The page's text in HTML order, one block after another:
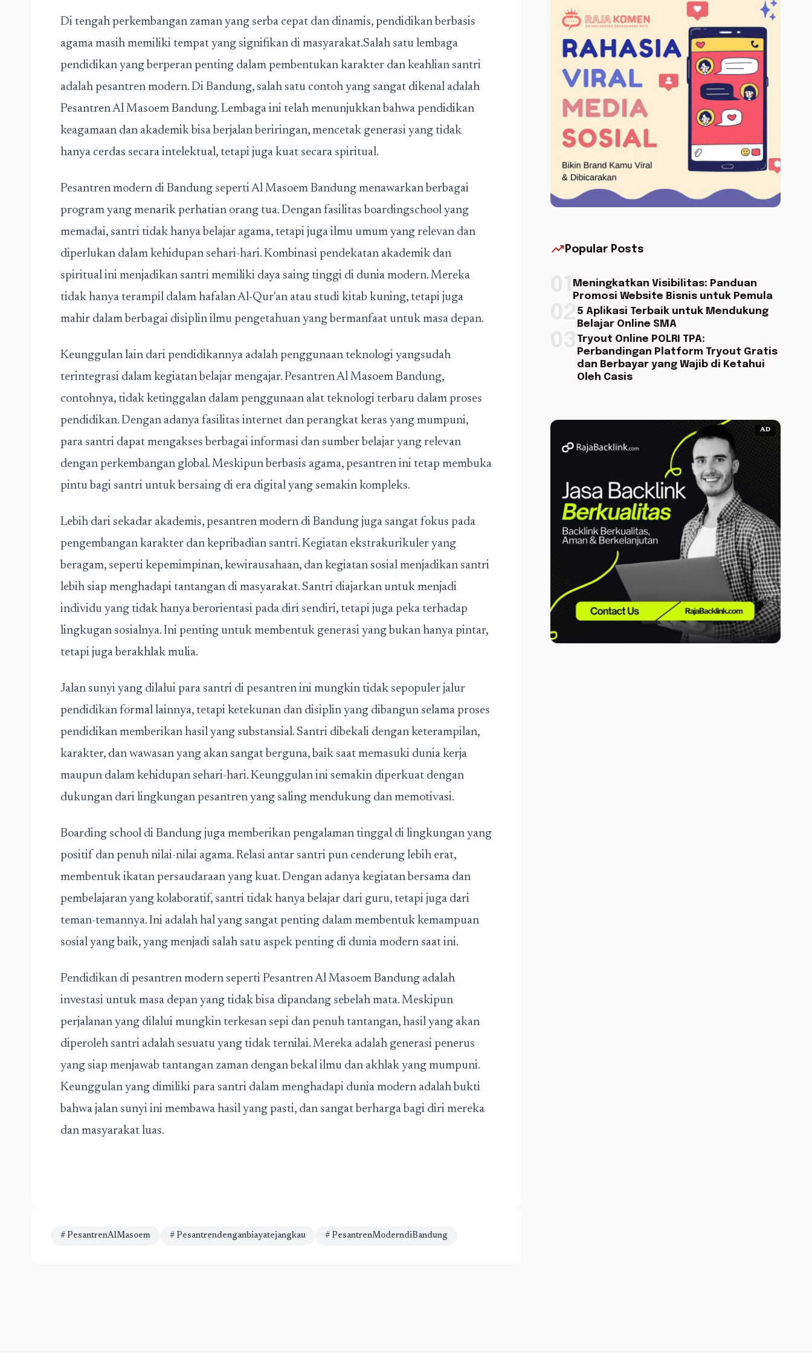
Di tengah perkembangan zaman yang serba cepat dan dinamis, pendidikan berbasis
agama masih memiliki tempat yang signifikan di masyarakat.Salah satu lembaga
pendidikan yang berperan penting dalam pembentukan karakter dan keahlian santri
adalah pesantren modern. Di Bandung, salah satu contoh yang sangat dikenal adalah
Pesantren Al Masoem Bandung. Lembaga ini telah menunjukkan bahwa pendidikan
keagamaan dan akademik bisa berjalan beriringan, mencetak generasi yang tidak
hanya cerdas secara intelektual, tetapi juga kuat secara spiritual.
Pesantren modern di Bandung seperti Al Masoem Bandung menawarkan berbagai
program yang menarik perhatian orang tua. Dengan fasilitas boardingschool yang
memadai, santri tidak hanya belajar agama, tetapi juga ilmu umum yang relevan dan
diperlukan dalam kehidupan sehari-hari. Kombinasi pendekatan akademik dan
spiritual ini menjadikan santri memiliki daya saing tinggi di dunia modern. Mereka
tidak hanya terampil dalam hafalan Al-Qur'an atau studi kitab kuning, tetapi juga
mahir dalam berbagai disiplin ilmu pengetahuan yang bermanfaat untuk masa depan.
Keunggulan lain dari pendidikannya adalah penggunaan teknologi yangsudah
terintegrasi dalam kegiatan belajar mengajar. Pesantren Al Masoem Bandung,
contohnya, tidak ketinggalan dalam penggunaan alat teknologi terbaru dalam proses
pendidikan. Dengan adanya fasilitas internet dan perangkat keras yang mumpuni,
para santri dapat mengakses berbagai informasi dan sumber belajar yang relevan
dengan perkembangan global. Meskipun berbasis agama, pesantren ini tetap membuka
pintu bagi santri untuk bersaing di era digital yang semakin kompleks.
Lebih dari sekadar akademis, pesantren modern di Bandung juga sangat fokus pada
pengembangan karakter dan kepribadian santri. Kegiatan ekstrakurikuler yang
beragam, seperti kepemimpinan, kewirausahaan, dan kegiatan sosial menjadikan santri
lebih siap menghadapi tantangan di masyarakat. Santri diajarkan untuk menjadi
individu yang tidak hanya berorientasi pada diri sendiri, tetapi juga peka terhadap
lingkugan sosialnya. Ini penting untuk membentuk generasi yang bukan hanya pintar,
tetapi juga berakhlak mulia.
Jalan sunyi yang dilalui para santri di pesantren ini mungkin tidak sepopuler jalur
pendidikan formal lainnya, tetapi ketekunan dan disiplin yang dibangun selama proses
pendidikan memberikan hasil yang substansial. Santri dibekali dengan keterampilan,
karakter, dan wawasan yang akan sangat berguna, baik saat memasuki dunia kerja
maupun dalam kehidupan sehari-hari. Keunggulan ini semakin diperkuat dengan
dukungan dari lingkungan pesantren yang saling mendukung dan memotivasi.
Boarding school di Bandung juga memberikan pengalaman tinggal di lingkungan yang
positif dan penuh nilai-nilai agama. Relasi antar santri pun cenderung lebih erat,
membentuk ikatan persaudaraan yang kuat. Dengan adanya kegiatan bersama dan
pembelajaran yang kolaboratif, santri tidak hanya belajar dari guru, tetapi juga dari
teman-temannya. Ini adalah hal yang sangat penting dalam membentuk kemampuan
sosial yang baik, yang menjadi salah satu aspek penting di dunia modern saat ini.
Pendidikan di pesantren modern seperti Pesantren Al Masoem Bandung adalah
investasi untuk masa depan yang tidak bisa dipandang sebelah mata. Meskipun
perjalanan yang dilalui mungkin terkesan sepi dan penuh tantangan, hasil yang akan
diperoleh santri adalah sesuatu yang tidak ternilai. Mereka adalah generasi penerus
yang siap menjawab tantangan zaman dengan bekal ilmu dan akhlak yang mumpuni.
Keunggulan yang dimiliki para santri dalam menghadapi dunia modern adalah bukti
bahwa jalan sunyi ini membawa hasil yang pasti, dan sangat berharga bagi diri mereka
dan masyarakat luas.
# PesantrenAlMasoem # Pesantrendenganbiayatejangkau # PesantrenModerndiBandung
trending_up Popular Posts
Meningkatkan Visibilitas: Panduan
Promosi Website Bisnis untuk Pemula
5 Aplikasi Terbaik untuk Mendukung
Belajar Online SMA
Tryout Online POLRI TPA:
Perbandingan Platform Tryout Gratis
dan Berbayar yang Wajib di Ketahui
Oleh Casis
AD